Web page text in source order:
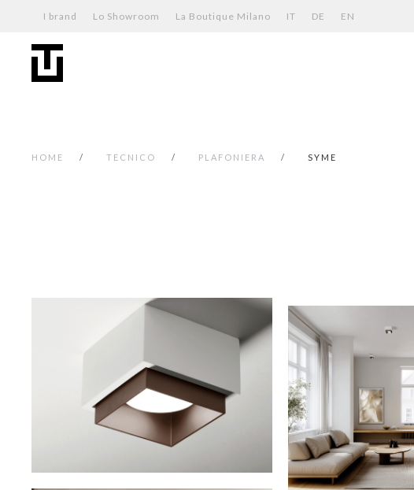
I brand Lo Showroom La Boutique Milano IT DE EN
HOME TECNICO PLAFONIERA SYME